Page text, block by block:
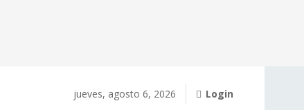
jueves, agosto 6, 2026 Login